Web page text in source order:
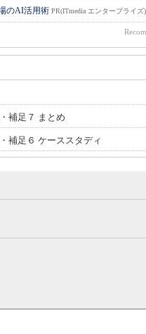
のAI活用術 PR(ITmedia エンタープライズ)
補足７ まとめ
補足６ ケーススタディ